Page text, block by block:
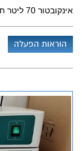
אינקובטור 70 ליטר חימום וקירור חדש
הוראות הפעלה